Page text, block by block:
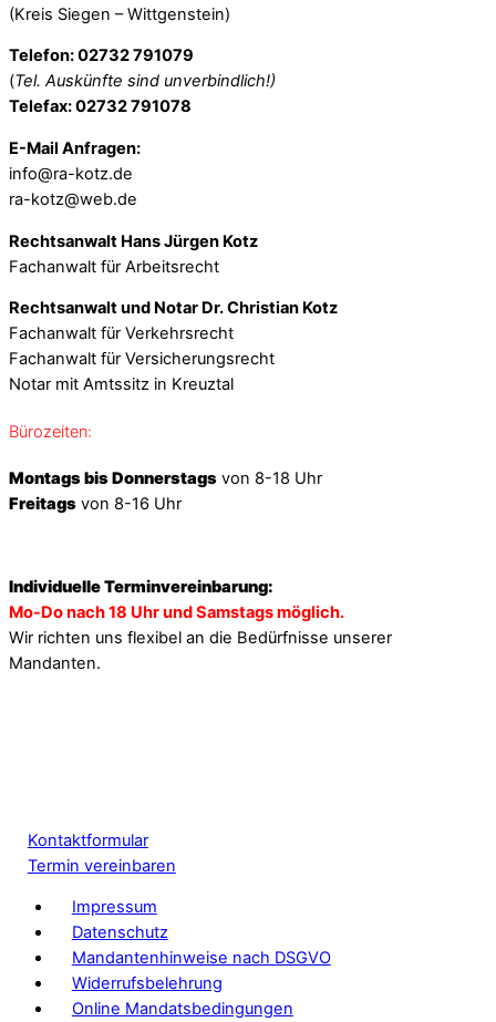
(Kreis Siegen – Wittgenstein)
Telefon: 02732 791079
(Tel. Auskünfte sind unverbindlich!)
Telefax: 02732 791078
E-Mail Anfragen:
info@ra-kotz.de
ra-kotz@web.de
Rechtsanwalt Hans Jürgen Kotz
Fachanwalt für Arbeitsrecht
Rechtsanwalt und Notar Dr. Christian Kotz
Fachanwalt für Verkehrsrecht
Fachanwalt für Versicherungsrecht
Notar mit Amtssitz in Kreuztal
Bürozeiten:
Montags bis Donnerstags von 8-18 Uhr
Freitags von 8-16 Uhr
Individuelle Terminvereinbarung:
Mo-Do nach 18 Uhr und Samstags möglich.
Wir richten uns flexibel an die Bedürfnisse unserer
Mandanten.
Kontaktformular
Termin vereinbaren
Impressum
Datenschutz
Mandantenhinweise nach DSGVO
Widerrufsbelehrung
Online Mandatsbedingungen